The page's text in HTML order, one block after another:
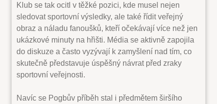
Klub se tak ocitl v těžké pozici, kde musel nejen
sledovat sportovní výsledky, ale také řídit veřejný
obraz a náladu fanoušků, kteří očekávají více než jen
ukázkové minuty na hřišti. Média se aktivně zapojila
do diskuze a často vyzývají k zamyšlení nad tím, co
skutečně představuje úspěšný návrat před zraky
sportovní veřejnosti.
Navíc se Pogbův příběh stal i předmětem širšího